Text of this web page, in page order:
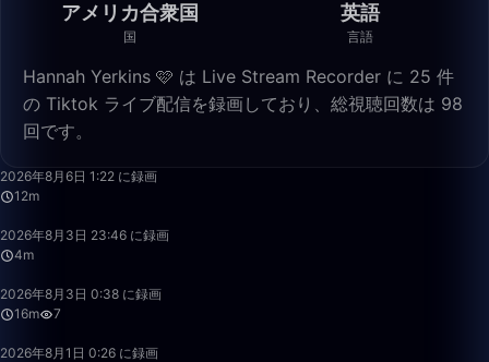
アメリカ合衆国
国
英語
言語
Hannah Yerkins 🩷 は Live Stream Recorder に 25 件
の Tiktok ライブ配信を録画しており、総視聴回数は 98
回です。
2026年8月6日 1:22 に録画
12m
2026年8月3日 23:46 に録画
4m
2026年8月3日 0:38 に録画
16m
7
2026年8月1日 0:26 に録画